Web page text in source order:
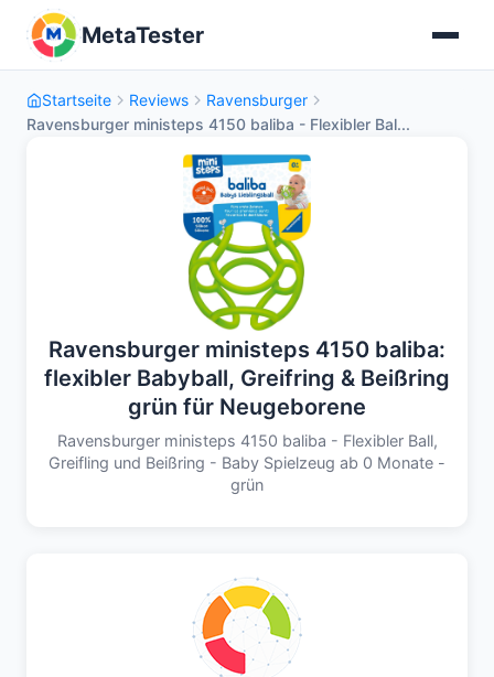
MetaTester
Startseite Reviews
Ravensburger
Ravensburger ministeps 4150 baliba - Flexibler Bal...
Ravensburger ministeps 4150 baliba:
flexibler Babyball, Greifring & Beißring
grün für Neugeborene
Ravensburger ministeps 4150 baliba - Flexibler Ball,
Greifling und Beißring - Baby Spielzeug ab 0 Monate -
grün